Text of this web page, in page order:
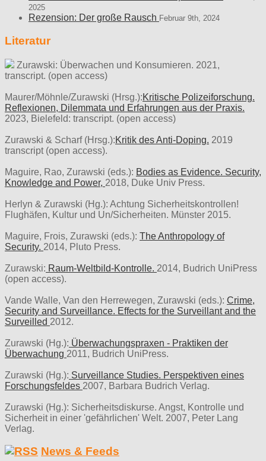
2025
Rezension: Der große Rausch Februar 9th, 2024
Literatur
Zurawski: Überwachen und Konsumieren. 2021,
transcript. (open access)
Maurer/Möhnle/Zurawski (Hrsg.):Kritische Polizeiforschung.
Reflexionen, Dilemmata und Erfahrungen aus der Praxis.
2023, Bielefeld: transcript. (open access)
Zurawski & Scharf (Hrsg.):Kritik des Anti-Doping. 2019
transcript (open access).
Maguire, Rao, Zurawski (eds.): Bodies as Evidence. Security,
Knowledge and Power, 2018, Duke Univ Press.
Herlyn & Zurawski (Hg.): Achtung Sicherheitskontrollen!
Flughäfen, Kultur und Un/Sicherheiten. Münster 2015.
Maguire, Frois, Zurawski (eds.): The Anthropology of
Security. 2014, Pluto Press.
Zurawski: Raum-Weltbild-Kontrolle. 2014, Budrich UniPress
(open access).
Vande Walle, Van den Herrewegen, Zurawski (eds.): Crime,
Security and Surveillance. Effects for the Surveillant and the
Surveilled 2012.
Zurawski (Hg.): Überwachungspraxen - Praktiken der
Überwachung 2011, Budrich UniPress.
Zurawski (Hg.): Surveillance Studies. Perspektiven eines
Forschungsfeldes 2007, Barbara Budrich Verlag.
Zurawski (Hg.): Sicherheitsdiskurse. Angst, Kontrolle und
Sicherheit in einer 'gefährlichen' Welt. 2007, Peter Lang
Verlag.
News & Feeds